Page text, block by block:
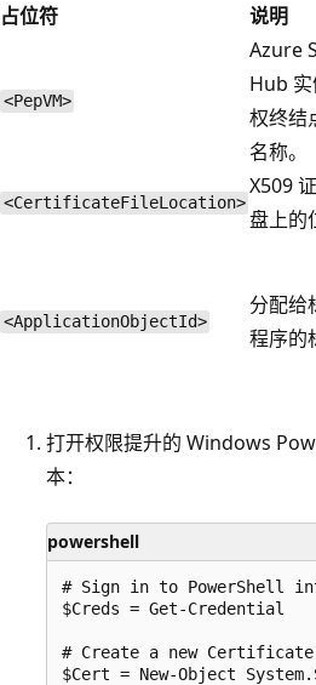
占位符
说明
<PepVM>
Azure
Hub
权终结
名称。
<CertificateFileLocation>
X509
盘上的
<ApplicationObjectId>
分配给
程序的
打开权限提升的 Windows
本：
powershell
# Sign in to PowerShell
$Creds = Get-Credential
# Create a new
$Cert = New-Object